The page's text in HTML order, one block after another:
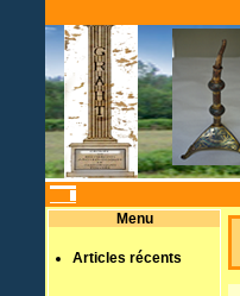
Menu
Articles récents